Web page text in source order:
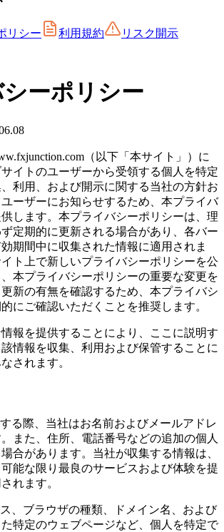
リシー 利用規約 リスク開示
ーポリシー
（以下「本サイト」）に
イトのユーザーから受領する個人を特定
利用、および開示に関する当社の方針お
ーザーにお知らせするため、本プライバ
します。本プライバシーポリシーは、理
定期的に更新される場合があり、各バー
期間中に収集された情報に適用されま
ト上で新しいプライバシーポリシーを公
本プライバシーポリシーの重要な変更を
新の有無を確認するため、本プライバシ
にご確認いただくことを推奨します。
報を提供することにより、ここに説明す
情報を収集、利用および保管することに
されます。
る際、当社はお名前およびメールアドレ
また、住所、電話番号などの追加の個人
合があります。当社が収集する情報は、
能な限り最良のサービスおよび体験を提
れます。
、ブラウザの種類、ドメイン名、および
特定のウェブページなど、個人を特定で